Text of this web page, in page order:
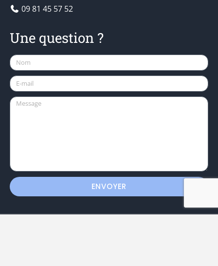
09 81 45 57 52
Une question ?
ENVOYER